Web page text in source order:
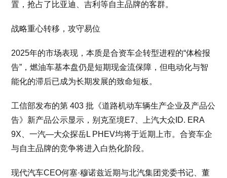
置，抢占了比亚迪、吉利等自主品牌的客群。
战略重心转移，攻守易位
2025年的市场表现，本质是合资车企转型进程的“体检报
告”，燃油车基本盘仍是短期现金流保障，但电动化与智
能化的滞后已成为长期发展的致命短板。
工信部发布的第 403 批《道路机动车辆生产企业及产品公
告》新产品公示显示，别克至境E7、上汽大众ID. ERA
9X、一汽—大众探岳L PHEV均将于近期上市。合资车企
与自主品牌的竞争将进入白热化阶段。
现代汽车CEO何塞·穆诺兹近期与北汽集团党委书记、董